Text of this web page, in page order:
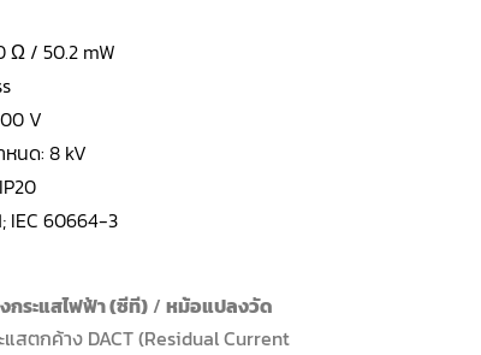
Ω / 50.2 mW
V
หนด: 8 kV
IEC 60664-3
ระแสไฟฟ้า (ซีที) / หม้อแปลงวัด
สตกค้าง DACT (Residual Current